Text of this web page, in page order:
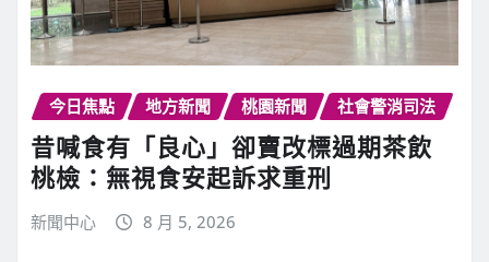
今日焦點 地方新聞 桃園新聞 社會警消司法
昔喊食有「良心」卻賣改標過期茶飲
桃檢：無視食安起訴求重刑
新聞中心 8 月 5, 2026